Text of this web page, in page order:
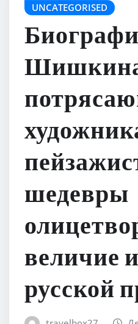
UNCATEGORISED
шедевры
величие
русской